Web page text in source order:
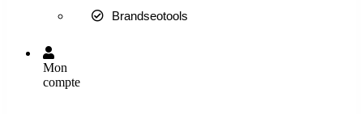
Brandseotools
Mon
compte